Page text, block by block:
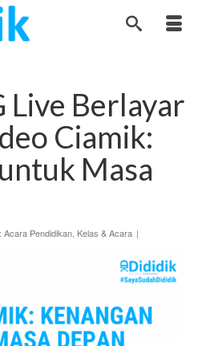
Live Berlayar
Ciamik:
Masa
Acara Pendidikan Kelas & Acara |